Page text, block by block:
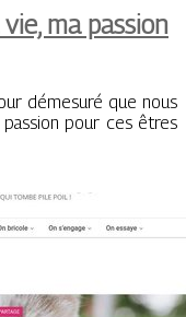
ma passion
démesuré que nous
pour ces êtres